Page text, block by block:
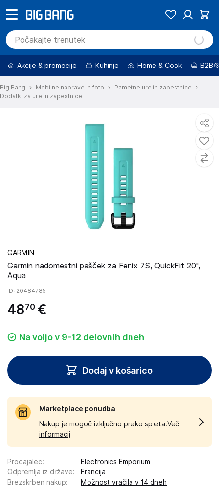
Akcije & promocije Kuhinje Home & Cook B2B
Big Bang Mobilne naprave in foto
Pametne ure in zapestnice
Dodatki za ure in zapestnice
GARMIN
Garmin nadomestni pašček za Fenix 7S, QuickFit 20",
Aqua
ID: 20484785
4870 €
Na voljo v 9-12 delovnih dneh
Dodaj v košarico
Marketplace ponudba
Nakup je mogoč izključno preko spleta.Več
informacij
Prodajalec:
Electronics Emporium
Odpremlja iz države:
Francija
Brezskrben nakup: Možnost vračila v 14 dneh